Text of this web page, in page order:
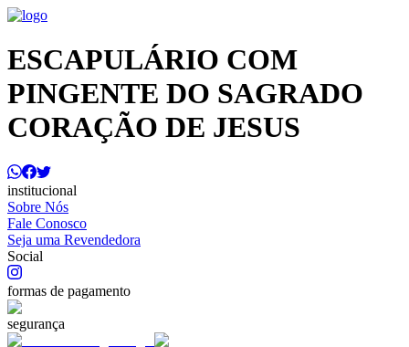
ESCAPULÁRIO COM
PINGENTE DO SAGRADO
CORAÇÃO DE JESUS
institucional
Sobre Nós
Fale Conosco
Seja uma Revendedora
Social
formas de pagamento
segurança